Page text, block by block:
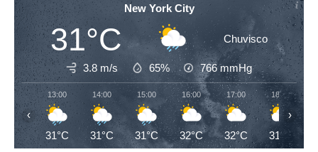
New York City
31°C Chuvisco
3.8 m/s 65% 766mmHg
13:00
31°C
14:00
31°C
15:00
31°C
16:00
32°C
17:00
32°C
18:00
31°C
‹ ›